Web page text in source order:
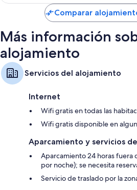
Comparar
Más información
alojamiento
Servicios del alojamiento
Internet
Wifi gratis en todas las
Wifi gratis disponible en
Aparcamiento y servicios
Aparcamiento 24 horas fuera
por noche); se necesita
Servicio de traslado por la